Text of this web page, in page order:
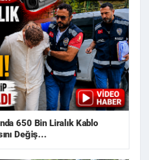
650 Bin Liralık Kablo
Değiş...